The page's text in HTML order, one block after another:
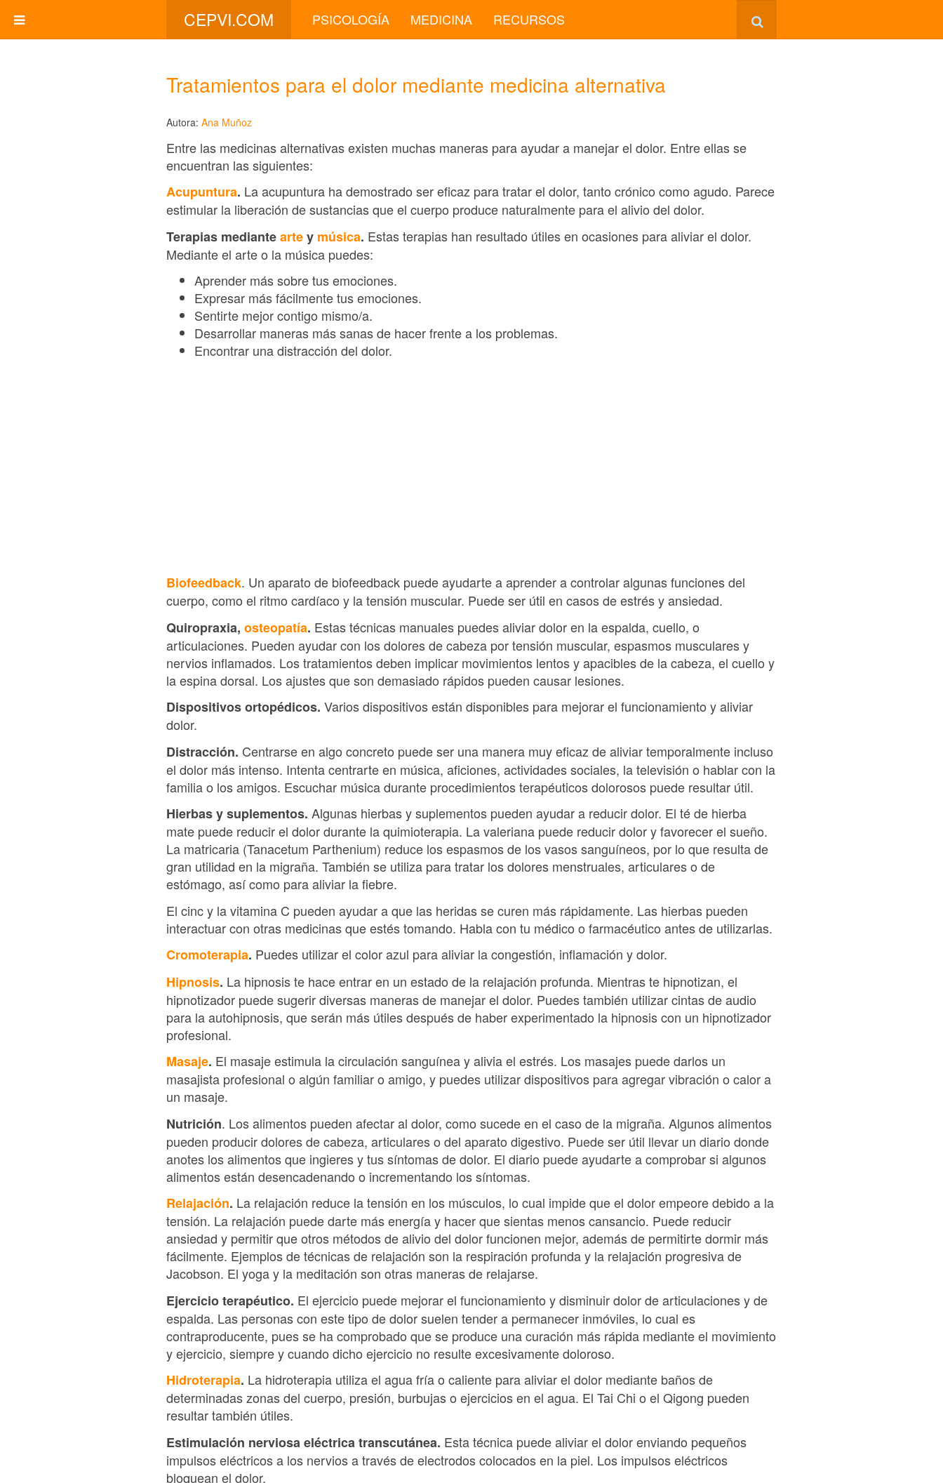
CEPVI.COM PSICOLOGÍA MEDICINA RECURSOS
Tratamientos para el dolor mediante medicina alternativa
Autora: Ana Muñoz
Entre las medicinas alternativas existen muchas maneras para ayudar a manejar el dolor. Entre ellas se
encuentran las siguientes:
Acupuntura. La acupuntura ha demostrado ser eficaz para tratar el dolor, tanto crónico como agudo. Parece
estimular la liberación de sustancias que el cuerpo produce naturalmente para el alivio del dolor.
Terapias medianteartey música. Estas terapias han resultado útiles en ocasiones para aliviar el dolor.
Mediante el arte o la música puedes:
Aprender más sobre tus emociones.
Expresar más fácilmente tus emociones.
Sentirte mejor contigo mismo/a.
Desarrollar maneras más sanas de hacer frente a los problemas.
Encontrar una distracción del dolor.
Biofeedback. Un aparato de biofeedback puede ayudarte a aprender a controlar algunas funciones del
cuerpo, como el ritmo cardíaco y la tensión muscular. Puede ser útil en casos de estrés y ansiedad.
Quiropraxia, osteopatía. Estas técnicas manuales puedes aliviar dolor en la espalda, cuello, o
articulaciones. Pueden ayudar con los dolores de cabeza por tensión muscular, espasmos musculares y
nervios inflamados. Los tratamientos deben implicar movimientos lentos y apacibles de la cabeza, el cuello y
la espina dorsal. Los ajustes que son demasiado rápidos pueden causar lesiones.
Dispositivos ortopédicos. Varios dispositivos están disponibles para mejorar el funcionamiento y aliviar
dolor.
Distracción. Centrarse en algo concreto puede ser una manera muy eficaz de aliviar temporalmente incluso
el dolor más intenso. Intenta centrarte en música, aficiones, actividades sociales, la televisión o hablar con la
familia o los amigos. Escuchar música durante procedimientos terapéuticos dolorosos puede resultar útil.
Hierbas y suplementos. Algunas hierbas y suplementos pueden ayudar a reducir dolor. El té de hierba
mate puede reducir el dolor durante la quimioterapia. La valeriana puede reducir dolor y favorecer el sueño.
La matricaria (Tanacetum Parthenium) reduce los espasmos de los vasos sanguíneos, por lo que resulta de
gran utilidad en la migraña. También se utiliza para tratar los dolores menstruales, articulares o de
estómago, así como para aliviar la fiebre.
El cinc y la vitamina C pueden ayudar a que las heridas se curen más rápidamente. Las hierbas pueden
interactuar con otras medicinas que estés tomando. Habla con tu médico o farmacéutico antes de utilizarlas.
Cromoterapia. Puedes utilizar el color azul para aliviar la congestión, inflamación y dolor.
Hipnosis. La hipnosis te hace entrar en un estado de la relajación profunda. Mientras te hipnotizan, el
hipnotizador puede sugerir diversas maneras de manejar el dolor. Puedes también utilizar cintas de audio
para la autohipnosis, que serán más útiles después de haber experimentado la hipnosis con un hipnotizador
profesional.
Masaje. El masaje estimula la circulación sanguínea y alivia el estrés. Los masajes puede darlos un
masajista profesional o algún familiar o amigo, y puedes utilizar dispositivos para agregar vibración o calor a
un masaje.
Nutrición. Los alimentos pueden afectar al dolor, como sucede en el caso de la migraña. Algunos alimentos
pueden producir dolores de cabeza, articulares o del aparato digestivo. Puede ser útil llevar un diario donde
anotes los alimentos que ingieres y tus síntomas de dolor. El diario puede ayudarte a comprobar si algunos
alimentos están desencadenando o incrementando los síntomas.
Relajación. La relajación reduce la tensión en los músculos, lo cual impide que el dolor empeore debido a la
tensión. La relajación puede darte más energía y hacer que sientas menos cansancio. Puede reducir
ansiedad y permitir que otros métodos de alivio del dolor funcionen mejor, además de permitirte dormir más
fácilmente. Ejemplos de técnicas de relajación son la respiración profunda y la relajación progresiva de
Jacobson. El yoga y la meditación son otras maneras de relajarse.
Ejercicio terapéutico. El ejercicio puede mejorar el funcionamiento y disminuir dolor de articulaciones y de
espalda. Las personas con este tipo de dolor suelen tender a permanecer inmóviles, lo cual es
contraproducente, pues se ha comprobado que se produce una curación más rápida mediante el movimiento
y ejercicio, siempre y cuando dicho ejercicio no resulte excesivamente doloroso.
Hidroterapia. La hidroterapia utiliza el agua fría o caliente para aliviar el dolor mediante baños de
determinadas zonas del cuerpo, presión, burbujas o ejercicios en el agua. El Tai Chi o el Qigong pueden
resultar también útiles.
Estimulación nerviosa eléctrica transcutánea. Esta técnica puede aliviar el dolor enviando pequeños
impulsos eléctricos a los nervios a través de electrodos colocados en la piel. Los impulsos eléctricos
bloquean el dolor.